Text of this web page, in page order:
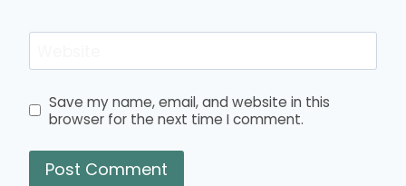
Save my name, email, and website in this
browser for the next time I comment.